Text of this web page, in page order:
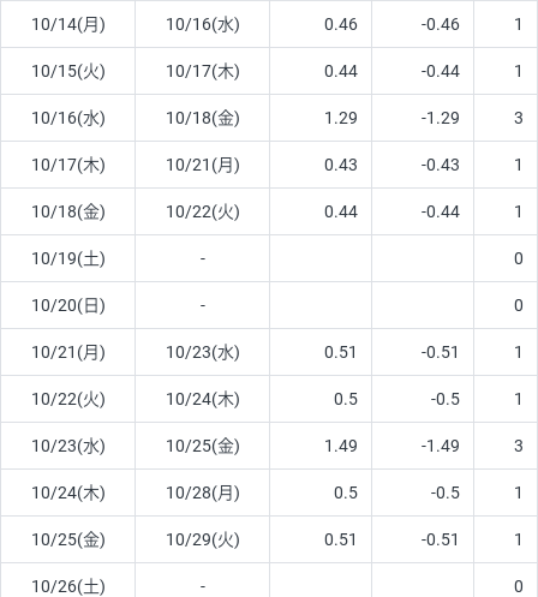
10/14(月) 10/16(水) 0.46 -0.46 1
10/15(火) 10/17(木) 0.44 -0.44 1
10/16(水) 10/18(金) 1.29 -1.29 3
10/17(木) 10/21(月) 0.43 -0.43 1
10/18(金) 10/22(火) 0.44 -0.44 1
10/19(土) - 0
10/20(日) - 0
10/21(月) 10/23(水) 0.51 -0.51 1
10/22(火) 10/24(木) 0.5 -0.5 1
10/23(水) 10/25(金) 1.49 -1.49 3
10/24(木) 10/28(月) 0.5 -0.5 1
10/25(金) 10/29(火) 0.51 -0.51 1
10/26(土) - 0